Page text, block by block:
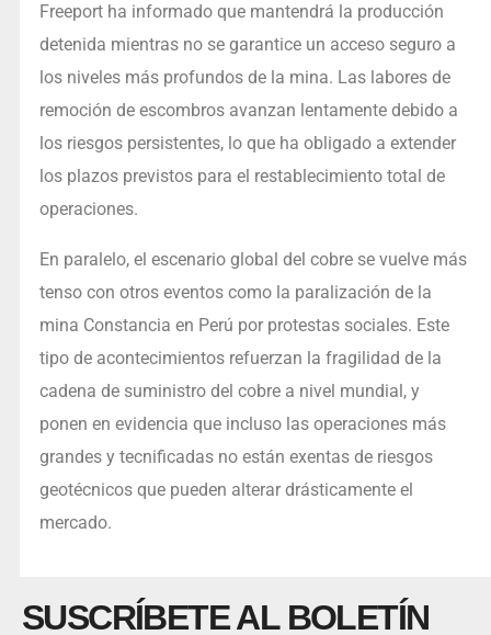
Freeport ha informado que mantendrá la producción
detenida mientras no se garantice un acceso seguro a
los niveles más profundos de la mina. Las labores de
remoción de escombros avanzan lentamente debido a
los riesgos persistentes, lo que ha obligado a extender
los plazos previstos para el restablecimiento total de
operaciones.
En paralelo, el escenario global del cobre se vuelve más
tenso con otros eventos como la paralización de la
mina Constancia en Perú por protestas sociales. Este
tipo de acontecimientos refuerzan la fragilidad de la
cadena de suministro del cobre a nivel mundial, y
ponen en evidencia que incluso las operaciones más
grandes y tecnificadas no están exentas de riesgos
geotécnicos que pueden alterar drásticamente el
mercado.
SUSCRÍBETE AL BOLETÍN